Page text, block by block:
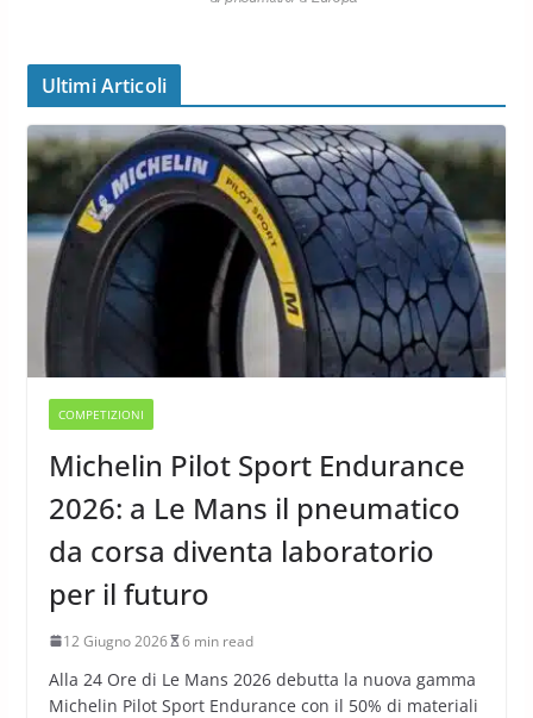
Ultimi Articoli
COMPETIZIONI
Michelin Pilot Sport Endurance
2026: a Le Mans il pneumatico
da corsa diventa laboratorio
per il futuro
12 Giugno 2026 6 min read
Alla 24 Ore di Le Mans 2026 debutta la nuova gamma
Michelin Pilot Sport Endurance con il 50% di materiali